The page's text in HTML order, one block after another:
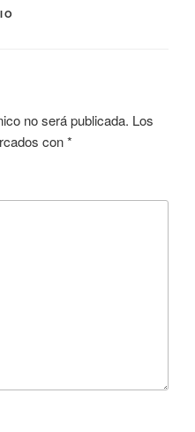
no será publicada. Los
con*